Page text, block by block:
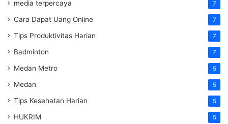
media terpercaya 7
Cara Dapat Uang Online 7
Tips Produktivitas Harian 7
Badminton 7
Medan Metro 5
Medan 5
Tips Kesehatan Harian 5
HUKRIM 5